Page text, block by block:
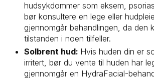
hudsykdommer som eksem,
bør konsultere en lege eller
gjennomgår behandlingen, da den
tilstanden i noen tilfeller.
Solbrent hud: Hvis huden din er
irritert, bør du vente til huden har
gjennomgår en HydraFacial-